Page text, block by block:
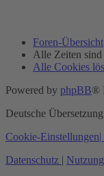
Foren-Übersicht
Alle Zeiten sind
Alle Cookies
Powered by phpBB®
Deutsche
Cookie-Einstellungen|
Datenschutz |